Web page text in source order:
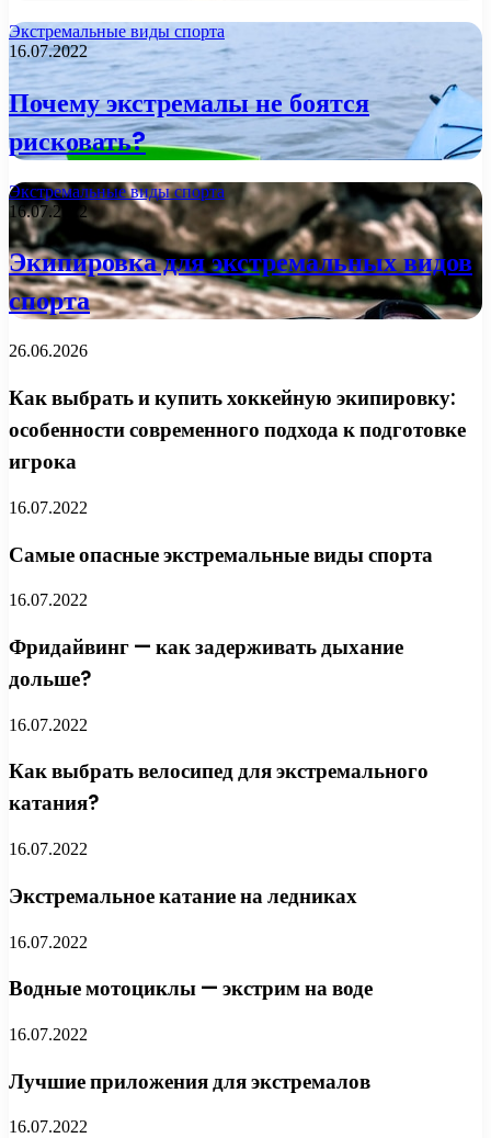
Экстремальные виды спорта
16.07.2022
Почему экстремалы не боятся
рисковать?
Экстремальные виды спорта
16.07.2022
Экипировка для экстремальных видов
спорта
26.06.2026
Как выбрать и купить хоккейную экипировку:
особенности современного подхода к подготовке
игрока
16.07.2022
Самые опасные экстремальные виды спорта
16.07.2022
Фридайвинг — как задерживать дыхание
дольше?
16.07.2022
Как выбрать велосипед для экстремального
катания?
16.07.2022
Экстремальное катание на ледниках
16.07.2022
Водные мотоциклы — экстрим на воде
16.07.2022
Лучшие приложения для экстремалов
16.07.2022